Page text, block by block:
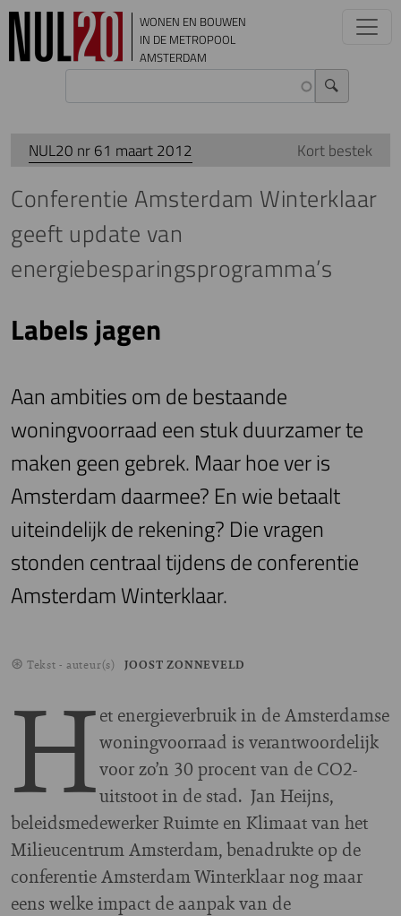
Overslaan en naar de inhoud gaan
WONEN EN BOUWEN
IN DE METROPOOL
AMSTERDAM
NUL20 nr 61 maart 2012 Kort bestek
Conferentie Amsterdam Winterklaar
geeft update van
energiebesparingsprogramma’s
Labels jagen
Aan ambities om de bestaande
woningvoorraad een stuk duurzamer te
maken geen gebrek. Maar hoe ver is
Amsterdam daarmee? En wie betaalt
uiteindelijk de rekening? Die vragen
stonden centraal tijdens de conferentie
Amsterdam Winterklaar.
Tekst - auteur(s) JOOST ZONNEVELD
Het energieverbruik in de Amsterdamse
woningvoorraad is verantwoordelijk
voor zo’n 30 procent van de CO2-
uitstoot in de stad. Jan Heijns,
beleidsmedewerker Ruimte en Klimaat van het
Milieucentrum Amsterdam, benadrukte op de
conferentie Amsterdam Winterklaar nog maar
eens welke impact de aanpak van de